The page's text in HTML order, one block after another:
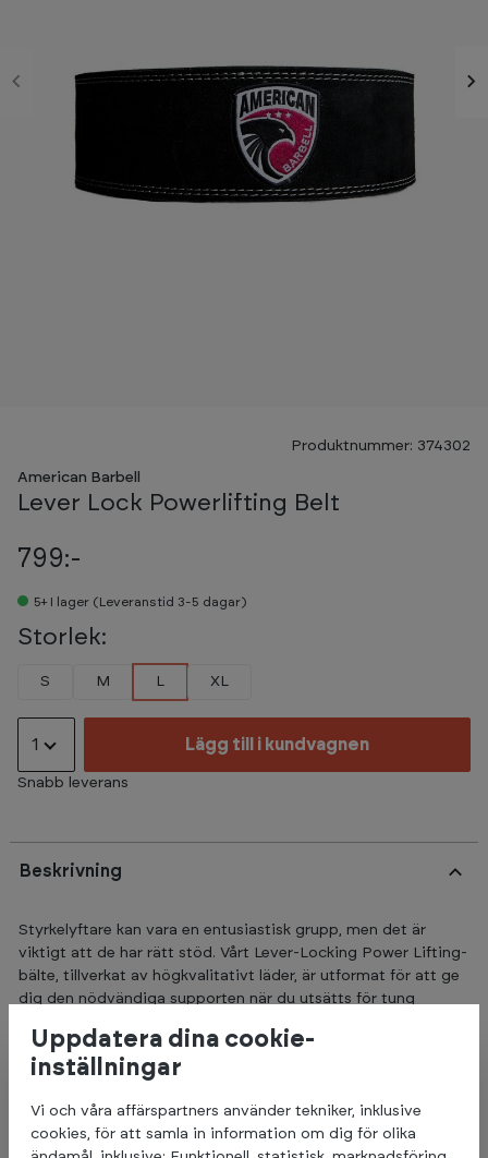
Produktnummer: 374302
American Barbell
Lever Lock Powerlifting Belt
799:-
5+ I lager (Leveranstid 3-5 dagar)
Storlek:
S M L XL
1 Lägg till i kundvagnen
Snabb leverans
Beskrivning
Styrkelyftare kan vara en entusiastisk grupp, men det är
viktigt att de har rätt stöd. Vårt Lever-Locking Power Lifting-
bälte, tillverkat av högkvalitativt läder, är utformat för att ge
dig den nödvändiga supporten när du utsätts för tung
Bältet har en stödbredd på 4" längs hela dess längd och ett
lås med snabbkopplingsspak, vilket gör det lätt att justera
och säkert att använda under de mest krävande lyftningarna.
Det ger också optimalt stöd för dina magmuskler och
Uppdatera dina cookie-
inställningar
Vi och våra affärspartners använder tekniker, inklusive
cookies, för att samla in information om dig för olika